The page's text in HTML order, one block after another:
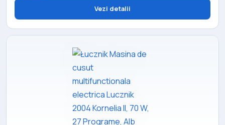
Vezi detalii